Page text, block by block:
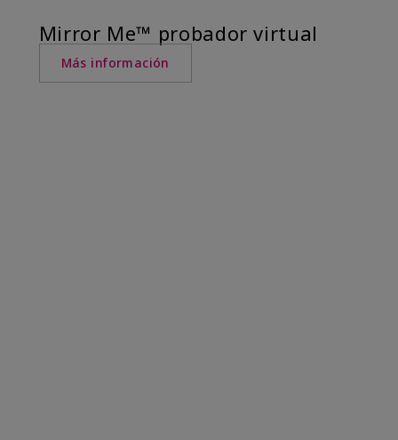
Mirror Me™ probador virtual
Más información